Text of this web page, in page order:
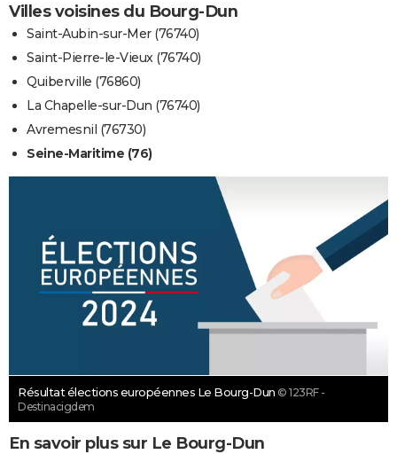
Villes voisines du Bourg-Dun
Saint-Aubin-sur-Mer (76740)
Saint-Pierre-le-Vieux (76740)
Quiberville (76860)
La Chapelle-sur-Dun (76740)
Avremesnil (76730)
Seine-Maritime (76)
Résultat élections européennes Le Bourg-Dun © 123RF -
Destinacigdem
En savoir plus sur Le Bourg-Dun